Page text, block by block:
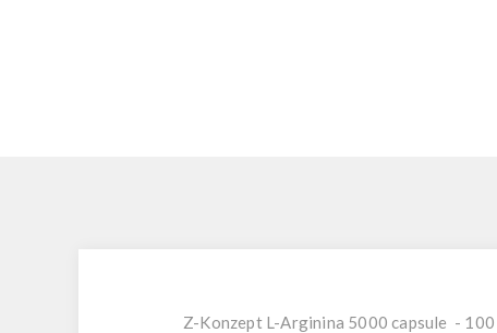
Z-Konzept L-Arginina 5000 capsule - 100